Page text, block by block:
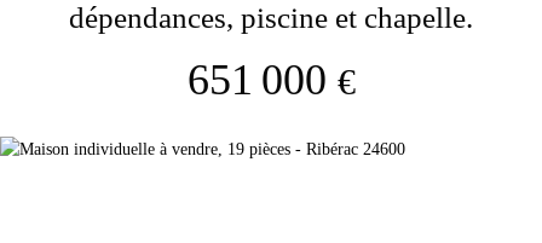
dépendances, piscine et chapelle.
651 000 €